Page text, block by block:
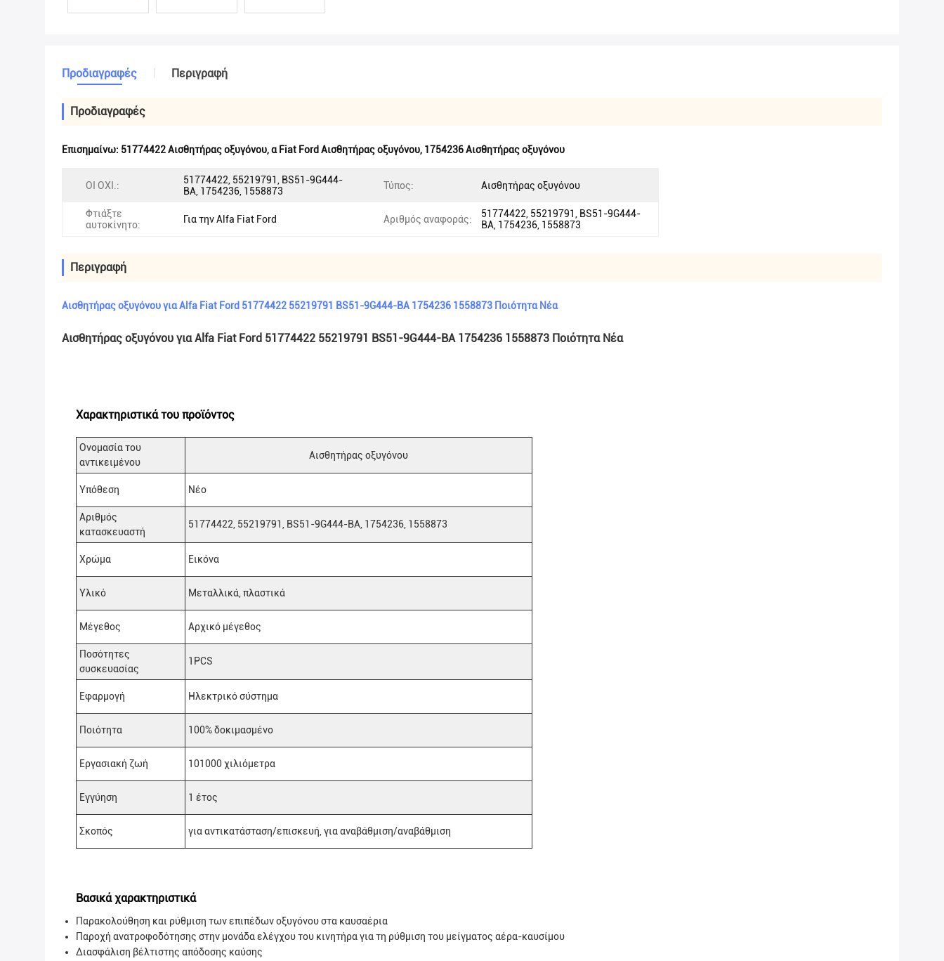
Προδιαγραφές Περιγραφή
Προδιαγραφές
Επισημαίνω: 51774422 Αισθητήρας οξυγόνου,α Fiat Ford Αισθητήρας οξυγόνου, 1754236 Αισθητήρας οξυγόνου
ΟΙ ΟΧΙ.:
51774422, 55219791, BS51-9G444-
BA, 1754236, 1558873
Τύπος: Αισθητήρας οξυγόνου
Φτιάξτε
αυτοκίνητο:
Για την Alfa Fiat Ford Αριθμός αναφοράς:
51774422, 55219791, BS51-9G444-
BA, 1754236, 1558873
Περιγραφή
Αισθητήρας οξυγόνου για Alfa Fiat Ford 51774422 55219791 BS51-9G444-BA 1754236 1558873 Ποιότητα Νέα
Αισθητήρας οξυγόνου για Alfa Fiat Ford 51774422 55219791 BS51-9G444-BA 1754236 1558873 Ποιότητα Νέα
Χαρακτηριστικά του προϊόντος
Ονομασία του
αντικειμένου
Αισθητήρας οξυγόνου
Υπόθεση Νέο
Αριθμός
κατασκευαστή
51774422, 55219791, BS51-9G444-BA, 1754236, 1558873
Χρώμα Εικόνα
Υλικό Μεταλλικά, πλαστικά
Μέγεθος Αρχικό μέγεθος
Ποσότητες
συσκευασίας
1PCS
Εφαρμογή Ηλεκτρικό σύστημα
Ποιότητα 100% δοκιμασμένο
Εργασιακή ζωή 101000 χιλιόμετρα
Εγγύηση 1 έτος
Σκοπός για αντικατάσταση/επισκευή, για αναβάθμιση/αναβάθμιση
Βασικά χαρακτηριστικά
Παρακολούθηση και ρύθμιση των επιπέδων οξυγόνου στα καυσαέρια
Παροχή ανατροφοδότησης στην μονάδα ελέγχου του κινητήρα για τη ρύθμιση του μείγματος αέρα-καυσίμου
Διασφάλιση βέλτιστης απόδοσης καύσης